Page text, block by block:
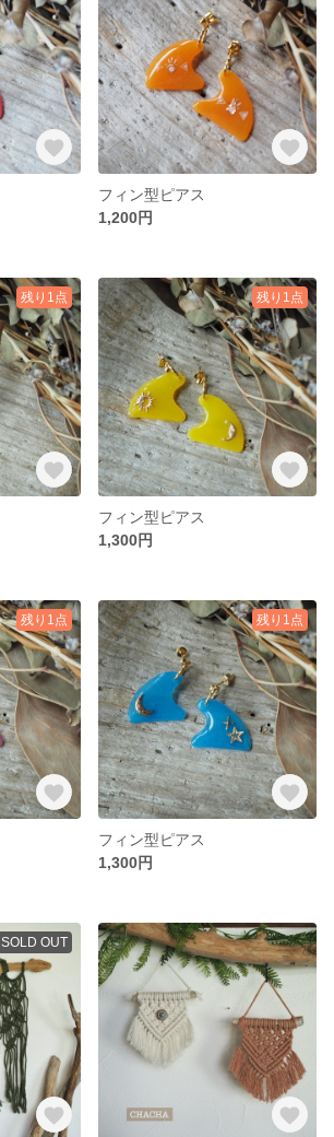
フィン型ピアス
1,200円
残り1点 残り1点
フィン型ピアス
1,300円
残り1点 残り1点
フィン型ピアス
1,300円
SOLD OUT